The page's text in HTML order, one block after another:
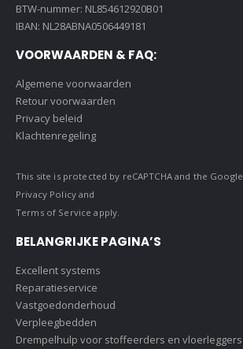
BTW-nummer: NL854612920B01
IBAN: NL28ABNA0506449181
VOORWAARDEN & FAQ:
Algemene voorwaarden
Retour voorwaarden
Privacy beleid
Klachtenregeling
This site is protected by reCAPTCHA and the Google
Privacy Policyand
Terms of Service apply.
BELANGRIJKE PAGINA’S
Excellent systems
Reparatieservice
Vastgoedonderhoud
Verpleegbedden
Drempelhulp voor stoffeerders en vloerleggers